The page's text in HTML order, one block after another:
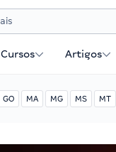
Cursos Artigos
GO MA MG MS MT